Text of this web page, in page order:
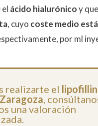
ácido hialurónicoy que
, cuyo coste medio
por ml
realizarte el
,
una valoración